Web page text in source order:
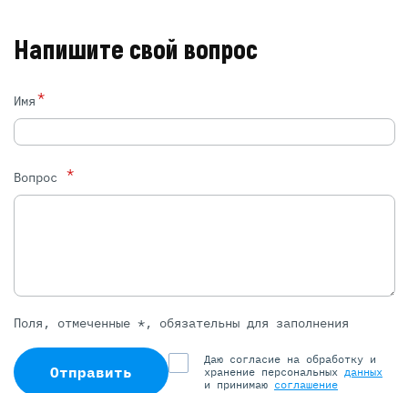
Напишите свой вопрос
Имя*
Вопрос *
Поля, отмеченные *, обязательны для заполнения
Отправить
Даю согласие на обработку и
хранение персональных данных
и принимаю соглашение